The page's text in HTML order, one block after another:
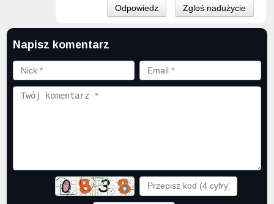
Odpowiedz Zgloś nadużycie
Napisz komentarz